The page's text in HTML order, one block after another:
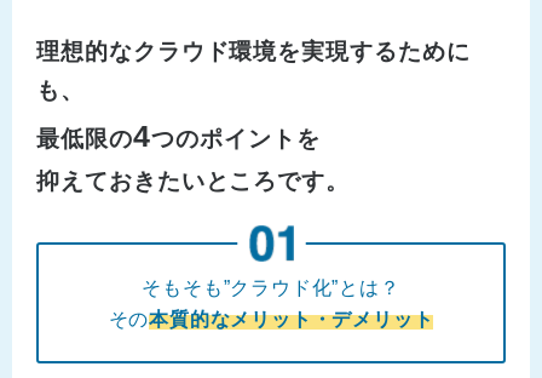
理想的なクラウド環境を実現するために
も、
最低限の4つのポイントを
抑えておきたいところです。
そもそも”クラウド化”とは？
その本質的なメリット・デメリット